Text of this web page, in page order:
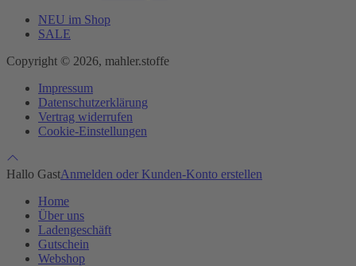
NEU im Shop
SALE
Copyright © 2026, mahler.stoffe
Impressum
Datenschutzerklärung
Vertrag widerrufen
Cookie-Einstellungen
Hallo GastAnmelden oder Kunden-Konto erstellen
Home
Über uns
Ladengeschäft
Gutschein
Webshop